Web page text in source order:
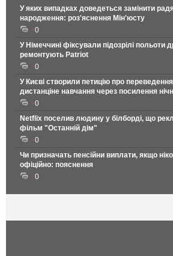
У яких випадках доведеться замінити
народження: роз'яснення Мін'юсту
0
У Німеччині фіксували підозрілі польоти
ремонтують Patriot
0
У Києві створили петицію про
дистанціне навчання через посилення
0
Netflix поселив людину у білборді, що
фільм "Останній дім"
0
Чи призначать пенсійни виплати, якщо
офіційно: пояснення
0